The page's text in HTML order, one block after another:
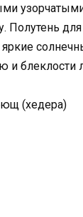
Полутень для
и блеклости
(хедера)